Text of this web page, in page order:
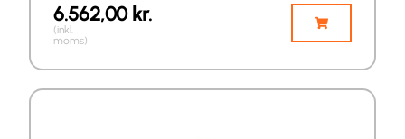
6.562,00kr.
(inkl.
moms)